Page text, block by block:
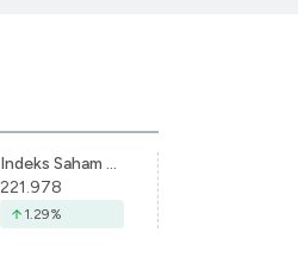
Indeks Saham Syariah Indonesia
221.978
1.29%